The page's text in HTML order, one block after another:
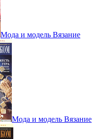
Мода и модель Вязание
Мода и модель Вязание